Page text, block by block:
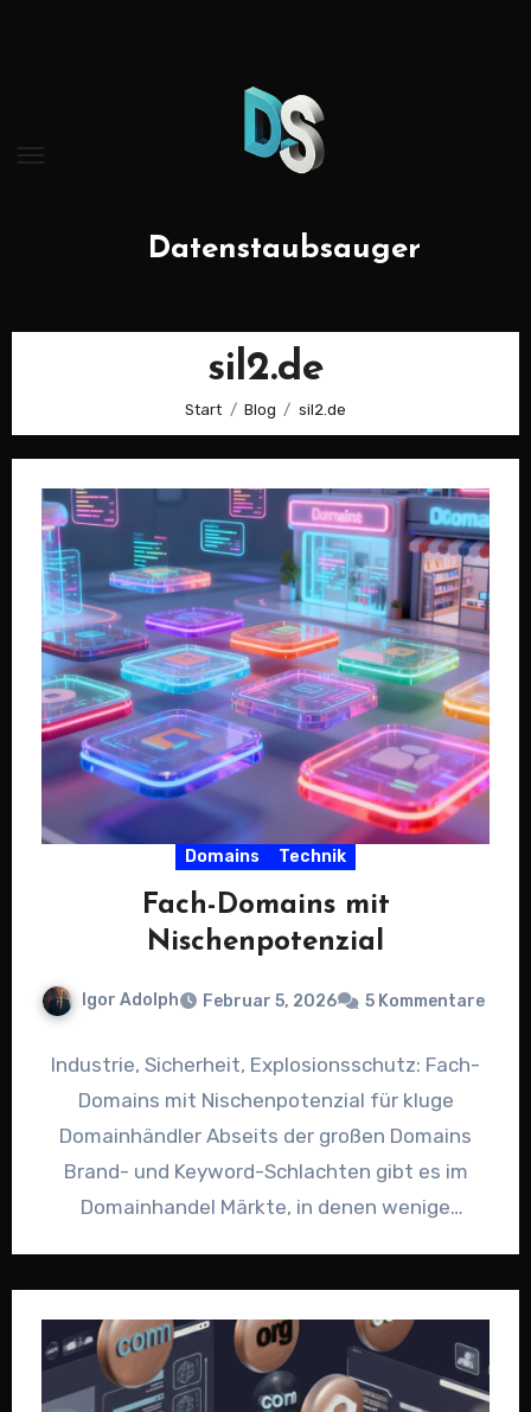
Datenstaubsauger
sil2.de
Start Blog sil2.de
Domains Technik
Fach-Domains mit
Nischenpotenzial
Igor Adolph Februar 5, 2026 5 Kommentare
Industrie, Sicherheit, Explosionsschutz: Fach-
Domains mit Nischenpotenzial für kluge
Domainhändler Abseits der großen Domains
Brand- und Keyword-Schlachten gibt es im
Domainhandel Märkte, in denen wenige